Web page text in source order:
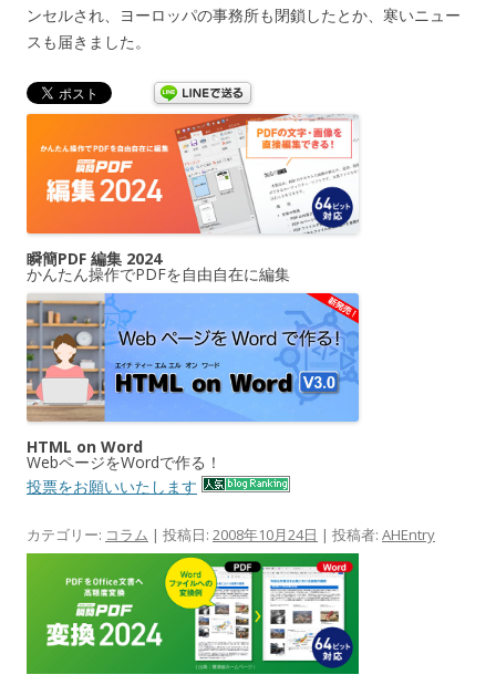
ンセルされ、ヨーロッパの事務所も閉鎖したとか、寒いニュー
スも届きました。
瞬簡PDF 編集 2024
かんたん操作でPDFを自由自在に編集
HTML on Word
WebページをWordで作る！
投票をお願いいたします
カテゴリー: コラム | 投稿日: 2008年10月24日 | 投稿者: AHEntry